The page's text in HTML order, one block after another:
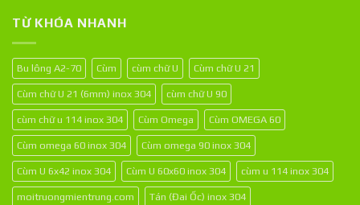
TỪ KHÓA NHANH
Bu lông A2-70 Cùm cùm chữ U Cùm chữ U 21
Cùm chữ U 21 (6mm) inox 304 cùm chữ U 90
cùm chữ u 114 inox 304 Cùm Omega Cùm OMEGA 60
Cùm omega 60 inox 304 Cùm omega 90 inox 304
Cùm U 6x42 inox 304 Cùm U 60x60 inox 304 cùm u 114 inox 304
moitruongmientrung.com Tán (Đai Ốc) inox 304